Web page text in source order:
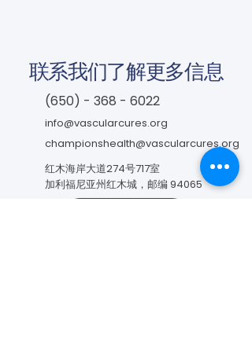
联系我们了解更多信息
(650) - 368 - 6022
info@vascularcures.org
championshealth@vascularcures.org
红木海岸大道274号717室
加利福尼亚州红木城，邮编 94065